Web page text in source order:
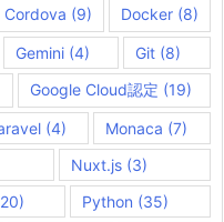
Cordova (9) Docker(8)
Gemini(4) Git (8)
Google Cloud認定 (19)
(4) Monaca (7)
Nuxt.js (3)
Python (35)